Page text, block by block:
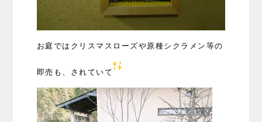
お庭ではクリスマスローズや原種シクラメン等の
即売も、されていて